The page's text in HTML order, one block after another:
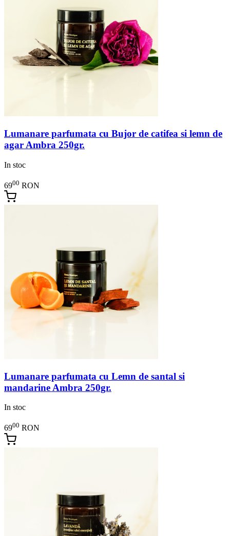
Lumanare parfumata cu Bujor de catifea si lemn de
agar Ambra 250gr.
In stoc
6900 RON
Lumanare parfumata cu Lemn de santal si
mandarine Ambra 250gr.
In stoc
6900 RON